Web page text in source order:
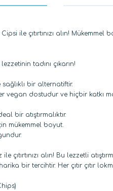
ile çıtırtınızı alın!
tadını çıkarın!
bir alternatiftir.
vegan dostudur ve hiçbir katkı
bir atıştırmalıktır.
mükemmel boyut.
çıtırtınızı alın! Bu lezzetli
bir tercihtir. Her çıtır çıtır